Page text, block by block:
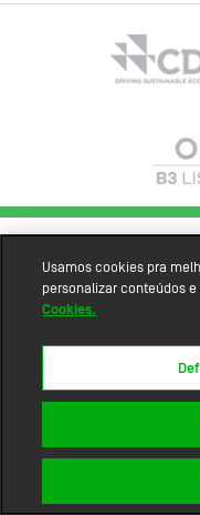
Usamos cookies pra
personalizar conteúdos
Cookies.